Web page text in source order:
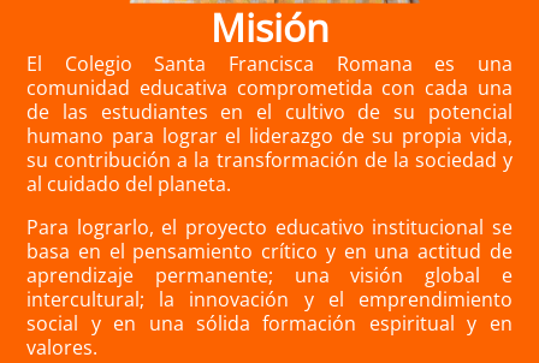
Misión
El Colegio Santa Francisca Romana es una
comunidad educativa comprometida con cada una
de las estudiantes en el cultivo de su potencial
humano para lograr el liderazgo de su propia vida,
su contribución a la transformación de la sociedad y
al cuidado del planeta.
Para lograrlo, el proyecto educativo institucional se
basa en el pensamiento crítico y en una actitud de
aprendizaje permanente; una visión global e
intercultural; la innovación y el emprendimiento
social y en una sólida formación espiritual y en
valores.